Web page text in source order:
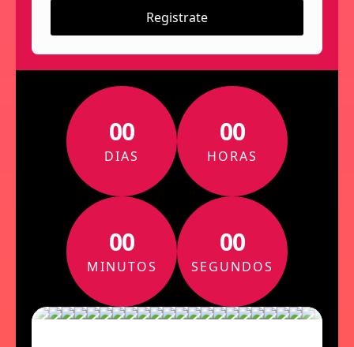
Registrate
00
DIAS
00
HORAS
00
MINUTOS
00
SEGUNDOS